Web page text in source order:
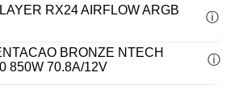
RX24 AIRFLOW ARGB
BRONZE NTECH
850W 70.8A/12V